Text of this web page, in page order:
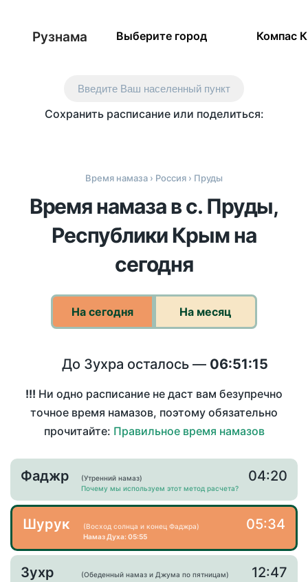
Рузнама Выберите город Компас
Введите Ваш населенный пункт
Сохранить расписание или поделиться:
Время намаза › Россия › Пруды
Время намаза в с. Пруды,
Республики Крым на
сегодня
На сегодня На месяц
До Зухра осталось — 06:51:15
!!! Ни одно расписание не даст вам безупречно
точное время намазов, поэтому обязательно
прочитайте: Правильное время намазов
Фаджр
(Утренний намаз)
Почему мы используем этот метод расчета?
04:20
Шурук
(Восход солнца и конец Фаджра)
Намаз Духа: 05:55
05:34
Зухр (Обеденный намаз и Джума по пятницам) 12:47